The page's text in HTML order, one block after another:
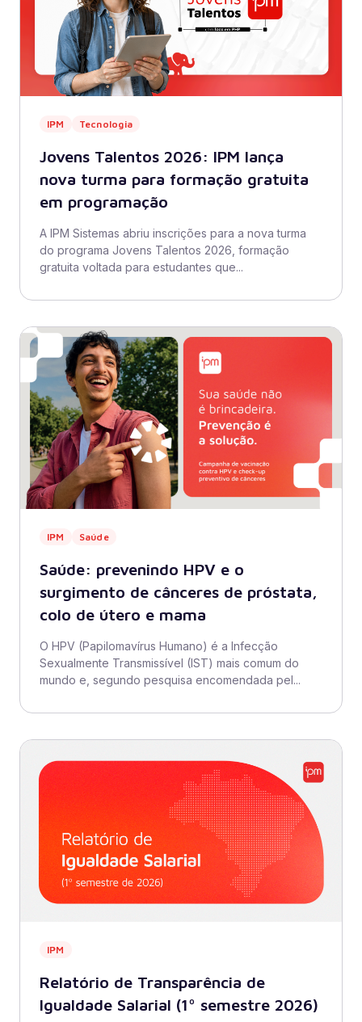
IPM Tecnologia
Jovens Talentos 2026: IPM lança
nova turma para formação gratuita
em programação
A IPM Sistemas abriu inscrições para a nova turma
do programa Jovens Talentos 2026, formação
gratuita voltada para estudantes que...
IPM Saúde
Saúde: prevenindo HPV e o
surgimento de cânceres de próstata,
colo de útero e mama
O HPV (Papilomavírus Humano) é a Infecção
Sexualmente Transmissível (IST) mais comum do
mundo e, segundo pesquisa encomendada pel...
IPM
Relatório de Transparência de
Igualdade Salarial (1º semestre 2026)